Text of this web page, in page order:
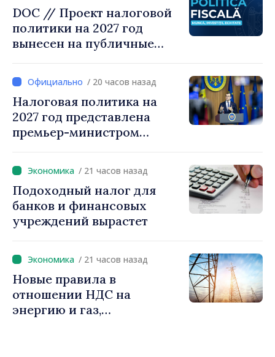
DOC // Проект налоговой
политики на 2027 год
вынесен на публичные
/ 20 часов назад
Налоговая политика на
2027 год представлена
премьер-министром
снижение налоговой
нагрузки на труд,
стимулирование
инвестиций и более
справедливое
/ 21 часов назад
Подоходный налог для
банков и финансовых
учреждений вырастет
/ 21 часов назад
Новые правила в
отношении НДС на
энергию и газ,